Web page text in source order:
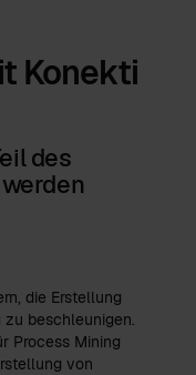
Konekti
des
die Erstellung
zu beschleunigen.
Process Mining
von